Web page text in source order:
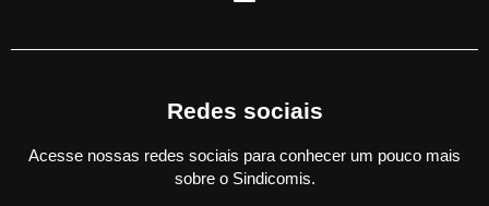
Redes sociais
Acesse nossas redes sociais para conhecer um pouco mais
sobre o Sindicomis.